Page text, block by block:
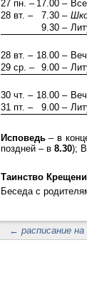
27 пн. – 17.00 –
28 вт. –
7.30 –
9.30 –
28 вт. – 18.00 –
29 ср. –
9.00 –
30 чт. – 18.00 –
31 пт. –
9.00 –
Исповедь– в
поздней – в 8.30);
Таинство
Беседа с
←расписание на